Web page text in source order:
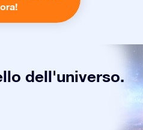
ora!
dell'universo.